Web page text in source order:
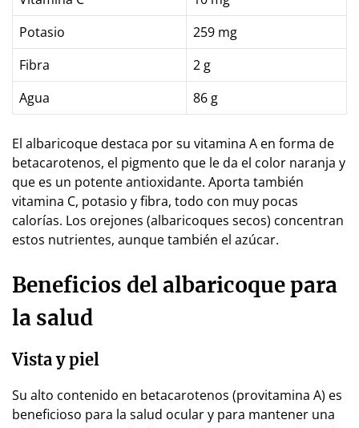
Potasio
259 mg
Fibra
2 g
Agua
86 g
El albaricoque destaca por su vitamina A en forma de
betacarotenos, el pigmento que le da el color naranja y
que es un potente antioxidante. Aporta también
vitamina C, potasio y fibra, todo con muy pocas
calorías. Los orejones (albaricoques secos) concentran
estos nutrientes, aunque también el azúcar.
Beneficios del albaricoque para
la salud
Vista y piel
Su alto contenido en betacarotenos (provitamina A) es
beneficioso para la salud ocular y para mantener una